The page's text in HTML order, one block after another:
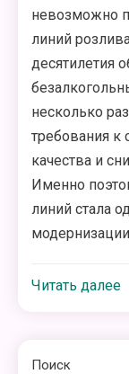
невозможно
линий
десятилетия
несколько
требования к
качества и
Именно
линий стала
Читать далее
Поиск